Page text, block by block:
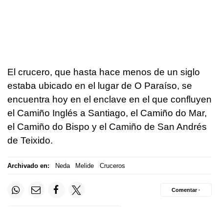
El crucero, que hasta hace menos de un siglo
estaba ubicado en el lugar de O Paraíso, se
encuentra hoy en el enclave en el que confluyen
el Camiño Inglés a Santiago, el Camiño do Mar,
el Camiño do Bispo y el Camiño de San Andrés
de Teixido.
Archivado en: Neda Melide Cruceros
Comentar ·